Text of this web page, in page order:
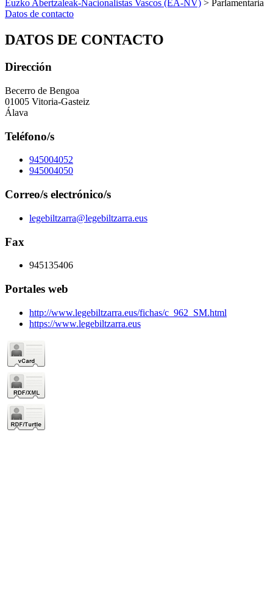
Euzko Abertzaleak-Nacionalistas Vascos (EA-NV) > Parlamentaria
Datos de contacto
DATOS DE CONTACTO
Dirección
Becerro de Bengoa
01005 Vitoria-Gasteiz
Álava
Teléfono/s
945004052
945004050
Correo/s electrónico/s
legebiltzarra@legebiltzarra.eus
Fax
945135406
Portales web
http://www.legebiltzarra.eus/fichas/c_962_SM.html
https://www.legebiltzarra.eus